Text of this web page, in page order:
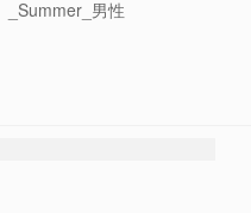
_Summer_男性